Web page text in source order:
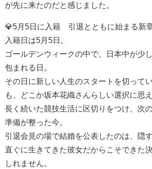
が先に来たのだと感じました。
💎5月5日に入籍 引退とともに始まる新
入籍日は5月5日。
ゴールデンウィークの中で、日本中が少
包まれる日。
その日に新しい人生のスタートを切って
も、どこか坂本花織さんらしい選択に思え
長く続いた競技生活に区切りをつけ、次
準備が整った今。
引退会見の場で結婚を公表したのは、隠
直ぐに生きてきた彼女だからこそできた
しれません。